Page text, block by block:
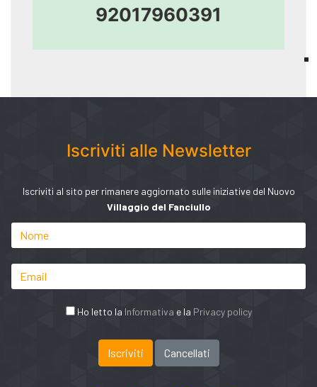
92017960391
Iscriviti alle Newsletter
Iscriviti al sito per rimanere aggiornato sulle iniziative del Nuovo
Villaggio del Fanciullo
Ho letto la Informativa e la Privacy policy